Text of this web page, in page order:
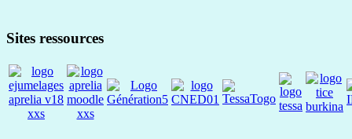
Sites ressources